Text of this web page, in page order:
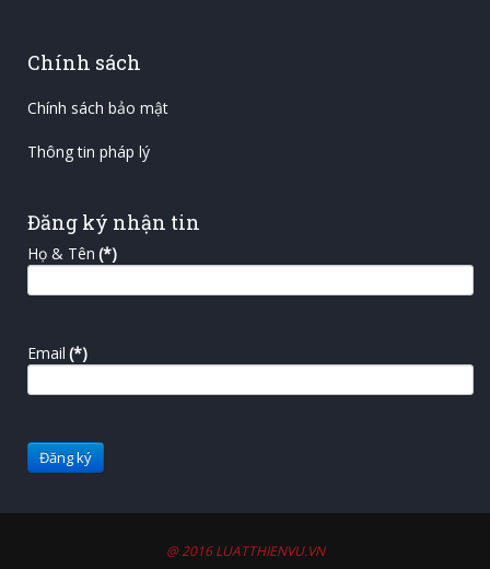
Chính sách
Chính sách bảo mật
Thông tin pháp lý
Đăng ký nhận tin
Họ & Tên (*)
Email (*)
@ 2016 LUATTHIENVU.VN